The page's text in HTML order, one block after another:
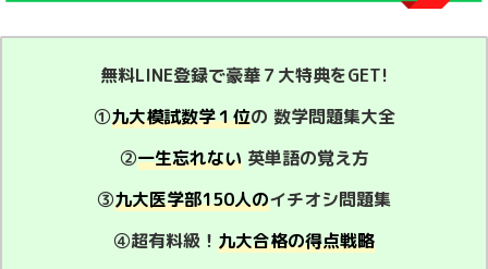
無料LINE登録で豪華７大特典をGET!
①九大模試数学１位の 数学問題集大全
②一生忘れない英単語の覚え方
③九大医学部150人のイチオシ問題集
④超有料級！ 九大合格の得点戦略